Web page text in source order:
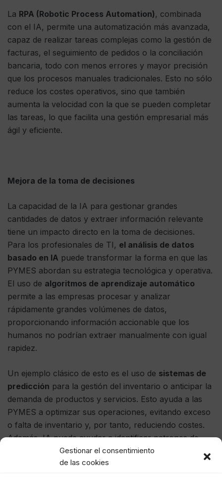
Gestionar el consentimiento
de las cookies
La RPA (Robotic Process Automation), combinada
con el IA, permite una automatización más avanzada,
capaz de realizar tareas complejas como la gestión de
facturas, el seguimiento de pedidos o la conciliación
bancaria, todo con menos errores y mayor precisión
que los procesos manuales tradicionales. Esto no sólo
reduce los costes operativos, sino que también
aumenta la velocidad con la que se pueden completar
las tareas, lo que facilita una gestión empresarial más
ágil y eficiente.
Mejora de la toma de decisiones
La capacidad de la IA para gestionar grandes
cantidades de datos y extraer información relevante
tiene un impacto directo en la toma de decisiones.
Para los profesionales de TI, el análisis de datos
basado en IA puede transformar la forma en que las
PYMES abordan su estrategia tecnológica y operativa.
El uso de algoritmos de aprendizaje automático
permite a las empresas procesar y analizar
rápidamente grandes volúmenes de datos,
proporcionando información accionable que los
humanos no podrían extraer manualmente con igual
rapidez.
Un ejemplo clásico de esto es el uso de sistemas de
predicción para la gestión del inventario o anticipar la
demanda de productos y servicios. Esto ayuda a las
PYMES a optimizar sus operaciones, evitando exceso
o falta de inventario y, por tanto, reduciendo costes.
Además, IA puede ayudar a identificar patrones de
comportamiento de los clientes, permitiendo una
segmentación más precisa y lanzando campañas de